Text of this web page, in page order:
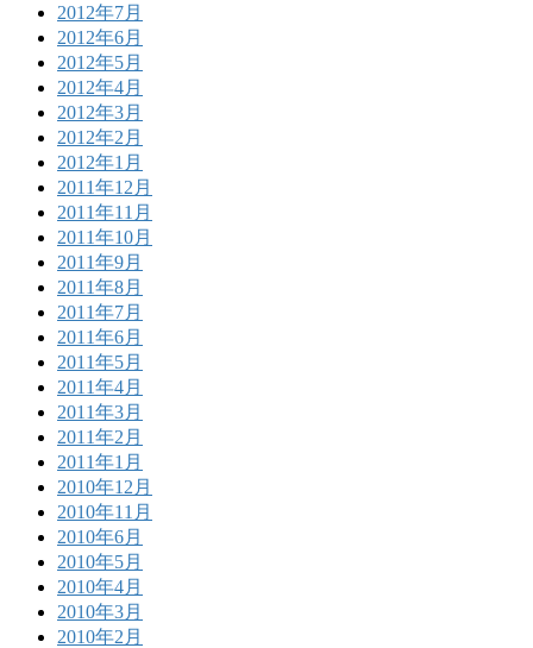
2012年7月
2012年6月
2012年5月
2012年4月
2012年3月
2012年2月
2012年1月
2011年12月
2011年11月
2011年10月
2011年9月
2011年8月
2011年7月
2011年6月
2011年5月
2011年4月
2011年3月
2011年2月
2011年1月
2010年12月
2010年11月
2010年6月
2010年5月
2010年4月
2010年3月
2010年2月